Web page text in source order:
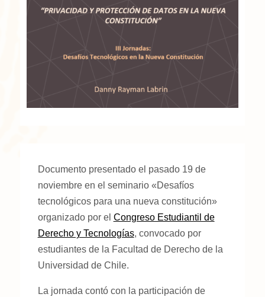
Documento presentado el pasado 19 de
noviembre en el seminario «Desafíos
tecnológicos para una nueva constitución»
organizado por el Congreso Estudiantil de
Derecho y Tecnologías, convocado por
estudiantes de la Facultad de Derecho de la
Universidad de Chile.
La jornada contó con la participación de